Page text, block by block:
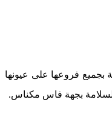
بجميع فروعها على عيونها
بجهة فاس مكناس.